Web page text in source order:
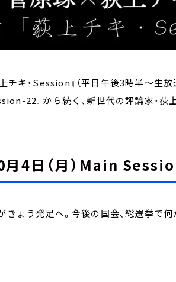
チキ・Session』（平日午後3時半～生放
22』から続く、新世代の評論家・
4日（月）Main
きょう発足へ。今後の国会、総選挙で